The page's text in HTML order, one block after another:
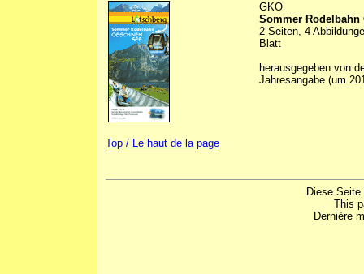
GKO
Sommer Rodelbahn
2 Seiten, 4
Blatt
herausgegeben von
Jahresangabe (um
Top / Le haut de la page
Diese
This
Dernière